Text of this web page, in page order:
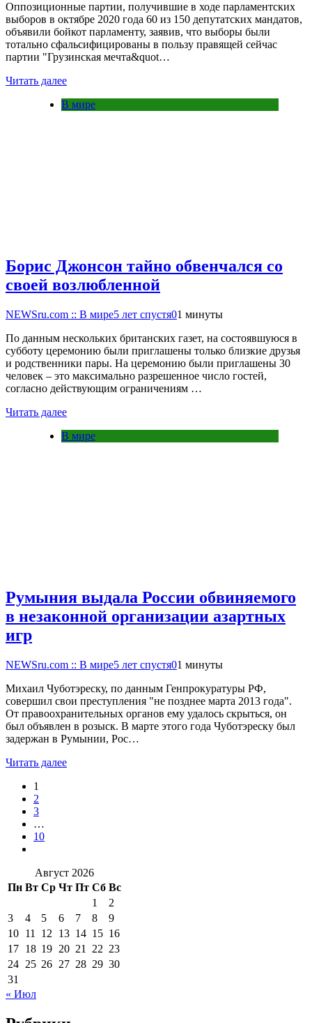
Оппозиционные партии, получившие в ходе парламентских
выборов в октябре 2020 года 60 из 150 депутатских мандатов,
объявили бойкот парламенту, заявив, что выборы были
тотально сфальсифицированы в пользу правящей сейчас
партии "Грузинская мечта&quot…
Читать далее
В мире
Борис Джонсон тайно обвенчался со
своей возлюбленной
NEWSru.com :: В мире5 лет спустя01 минуты
По данным нескольких британских газет, на состоявшуюся в
субботу церемонию были приглашены только близкие друзья
и родственники пары. На церемонию были приглашены 30
человек – это максимально разрешенное число гостей,
согласно действующим ограничениям …
Читать далее
В мире
Румыния выдала России обвиняемого
в незаконной организации азартных
игр
NEWSru.com :: В мире5 лет спустя01 минуты
Михаил Чуботэреску, по данным Генпрокуратуры РФ,
совершил свои преступления "не позднее марта 2013 года".
От правоохранительных органов ему удалось скрыться, он
был объявлен в розыск. В марте этого года Чуботэреску был
задержан в Румынии, Рос…
Читать далее
1
2
3
…
10
Август 2026
Пн Вт Ср Чт Пт Сб Вс
1
2
3
4 5 6 7 8
9
10 11 12 13 14 15 16
17 18 19 20 21 22 23
24 25 26 27 28 29 30
31
« Июл